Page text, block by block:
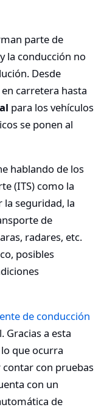
parte de
la conducción no
Desde
carretera hasta
para los vehículos
se ponen al
hablando de los
(ITS) como la
seguridad, la
de
radares, etc.
posibles
de conducción
Gracias a esta
que ocurra
con pruebas
con un
de